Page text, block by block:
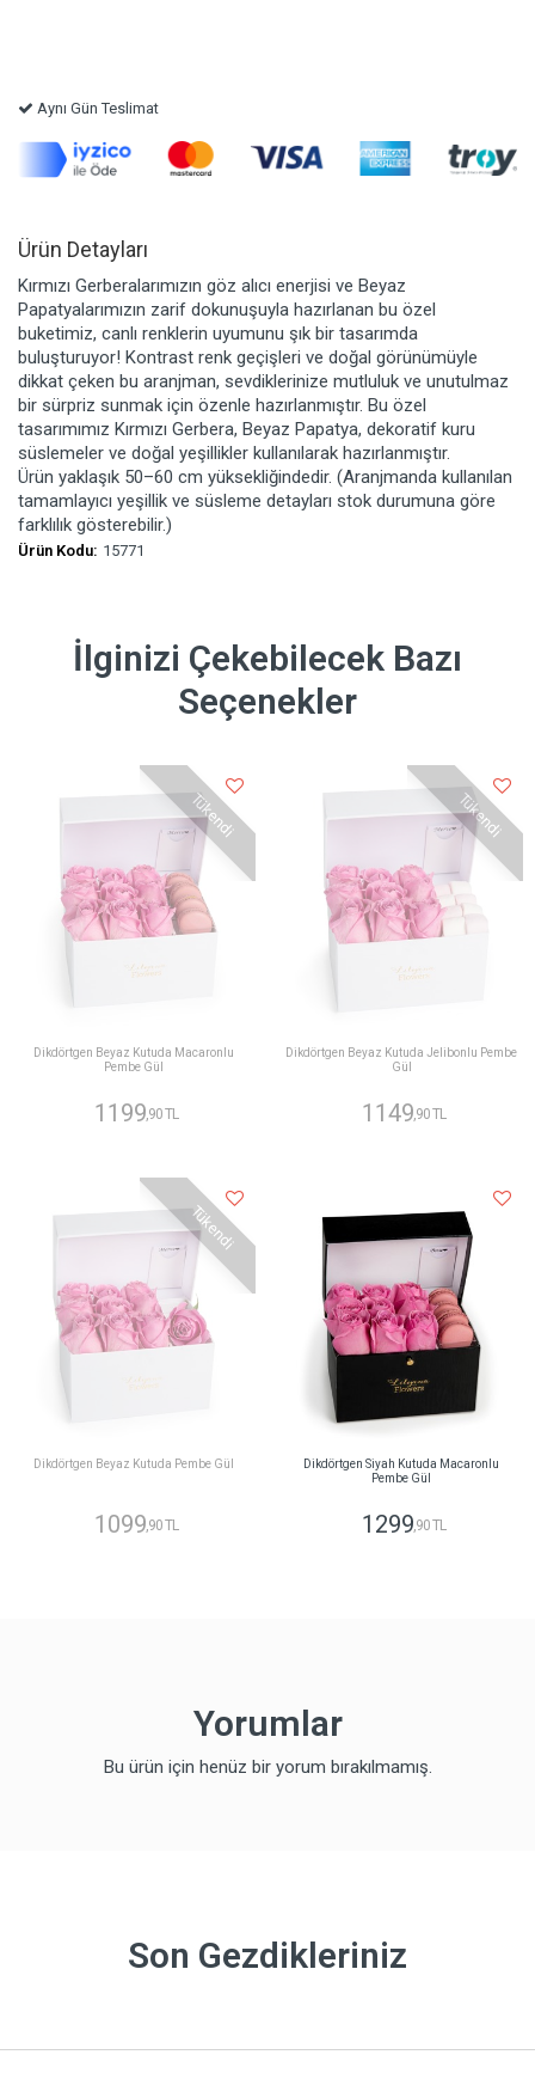
Aynı Gün Teslimat
Ürün Detayları
Kırmızı Gerberalarımızın göz alıcı enerjisi ve Beyaz
Papatyalarımızın zarif dokunuşuyla hazırlanan bu özel
buketimiz, canlı renklerin uyumunu şık bir tasarımda
buluşturuyor! Kontrast renk geçişleri ve doğal görünümüyle
dikkat çeken bu aranjman, sevdiklerinize mutluluk ve unutulmaz
bir sürpriz sunmak için özenle hazırlanmıştır. Bu özel
tasarımımız Kırmızı Gerbera, Beyaz Papatya, dekoratif kuru
süslemeler ve doğal yeşillikler kullanılarak hazırlanmıştır.
Ürün yaklaşık 50–60 cm yüksekliğindedir. (Aranjmanda kullanılan
tamamlayıcı yeşillik ve süsleme detayları stok durumuna göre
farklılık gösterebilir.)
Ürün Kodu: 15771
İlginizi Çekebilecek Bazı
Seçenekler
Tükendi
Dikdörtgen Beyaz Kutuda Macaronlu
Pembe Gül
1199 ,90 TL
Tükendi
Dikdörtgen Beyaz Kutuda Jelibonlu Pembe
Gül
1149 ,90 TL
Tükendi
Dikdörtgen Beyaz Kutuda Pembe Gül
1099,90 TL
Dikdörtgen Siyah Kutuda Macaronlu
Pembe Gül
1299,90 TL
Yorumlar
Bu ürün için henüz bir yorum bırakılmamış.
Son Gezdikleriniz